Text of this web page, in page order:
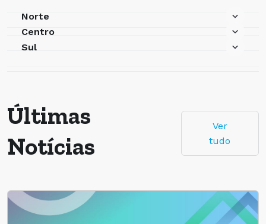
Norte
Centro
Sul
Últimas
Notícias
Ver
tudo